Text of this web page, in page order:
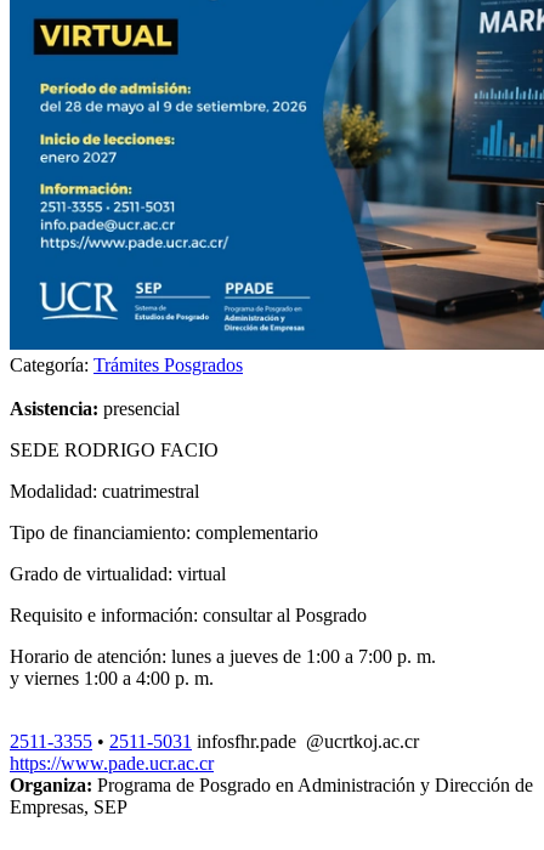
Categoría: Trámites Posgrados
Asistencia: presencial
SEDE RODRIGO FACIO
Modalidad: cuatrimestral
Tipo de financiamiento: complementario
Grado de virtualidad: virtual
Requisito e información: consultar al Posgrado
Horario de atención: lunes a jueves de 1:00 a 7:00 p. m.
y viernes 1:00 a 4:00 p. m.
2511-3355 • 2511-5031 infosfhr.pade @ucrtkoj.ac.cr
https://www.pade.ucr.ac.cr
Organiza: Programa de Posgrado en Administración y Dirección de
Empresas, SEP